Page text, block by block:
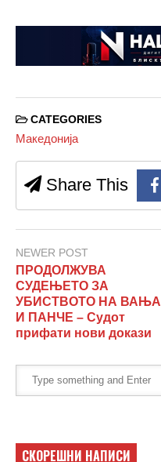
CATEGORIES
Македонија
Share This
NEWER POST
ПРОДОЛЖУВА
СУДЕЊЕТО ЗА
УБИСТВОТО НА ВАЊА
И ПАНЧЕ – Судот
прифати нови докази
СКОРЕШНИ НАПИСИ